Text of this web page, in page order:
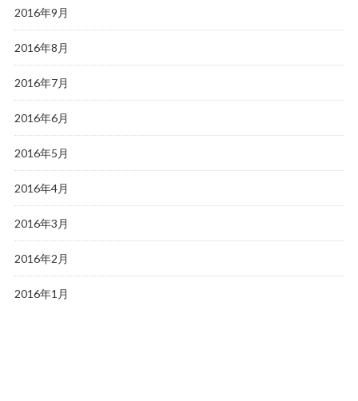
2016年9月
2016年8月
2016年7月
2016年6月
2016年5月
2016年4月
2016年3月
2016年2月
2016年1月